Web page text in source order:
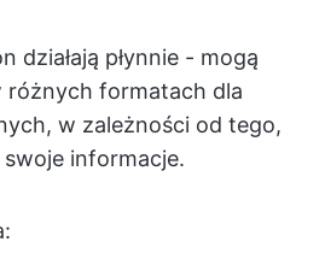
działają płynnie - mogą
różnych formatach dla
w zależności od tego,
informacje.